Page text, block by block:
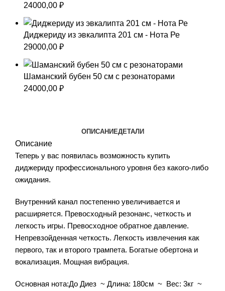
24000,00 ₽
Диджериду из эвкалипта 201 см - Нота Ре
29000,00 ₽
Шаманский бубен 50 см с резонаторами
24000,00 ₽
ОПИСАНИЕДЕТАЛИ
Описание
Теперь у вас появилась возможность купить
диджериду профессионального уровня без какого-либо
ожидания.
Внутренний канал постепенно увеличивается и
расширяется. Превосходный резонанс, четкость и
легкость игры. Превосходное обратное давление.
Непревзойденная четкость. Легкость извлечения как
первого, так и второго трампета. Богатые обертона и
вокализация. Мощная вибрация.
Основная нота:До Диез ~ Длина: 180см ~ Вес: 3кг ~